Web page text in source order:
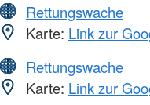
Rettungswache
Karte: Link zur
Rettungswache
Karte: Link zur